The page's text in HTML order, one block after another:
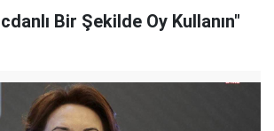
Bir Şekilde Oy Kullanın"